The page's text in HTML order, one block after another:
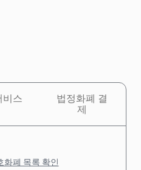
비스
법정화폐 결
제
화폐 목록 확인